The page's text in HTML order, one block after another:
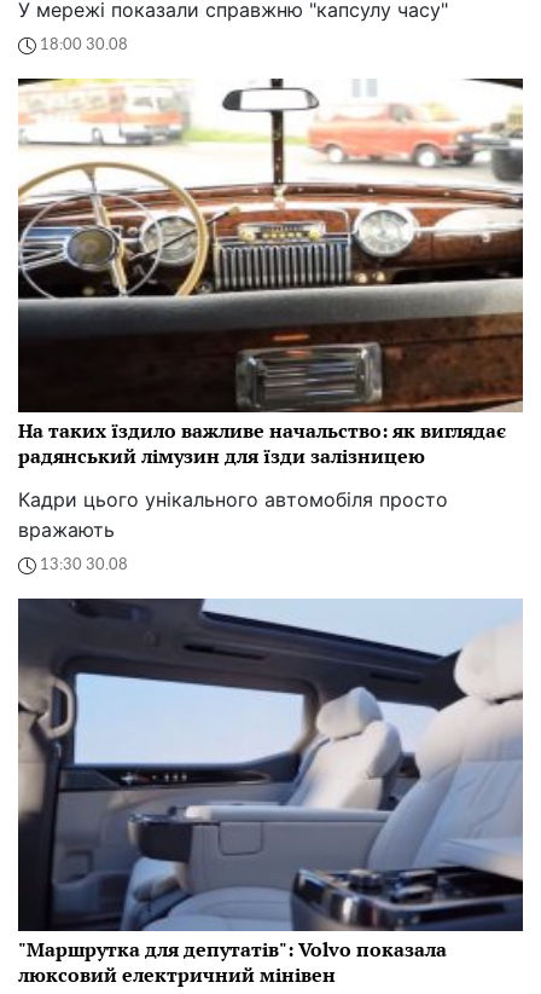
У мережі показали справжню "капсулу часу"
18:00 30.08
На таких їздило важливе начальство: як виглядає
радянський лімузин для їзди залізницею
Кадри цього унікального автомобіля просто
вражають
13:30 30.08
"Маршрутка для депутатів": Volvo показала
люксовий електричний мінівен